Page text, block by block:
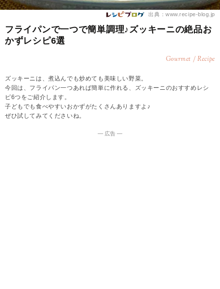
出典：www.recipe-blog.jp
フライパンで一つで簡単調理♪ズッキーニの絶品お
かずレシピ6選
Gourmet / Recipe
ズッキーニは、煮込んでも炒めても美味しい野菜。
今回は、フライパン一つあれば簡単に作れる、ズッキーニのおすすめレシ
ピ6つをご紹介します。
子どもでも食べやすいおかずがたくさんありますよ♪
ぜひ試してみてくださいね。
― 広告 ―